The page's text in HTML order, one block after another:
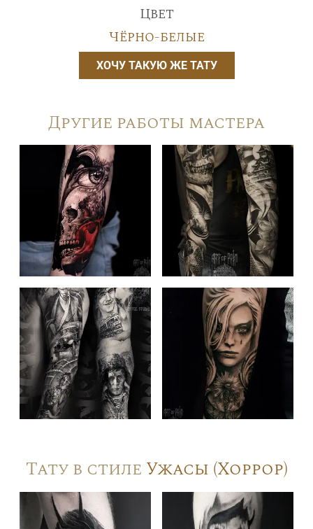
Цвет
Чёрно-белые
ХОЧУ ТАКУЮ ЖЕ ТАТУ
Другие работы мастера
Тату в стиле Ужасы (Хоррор)